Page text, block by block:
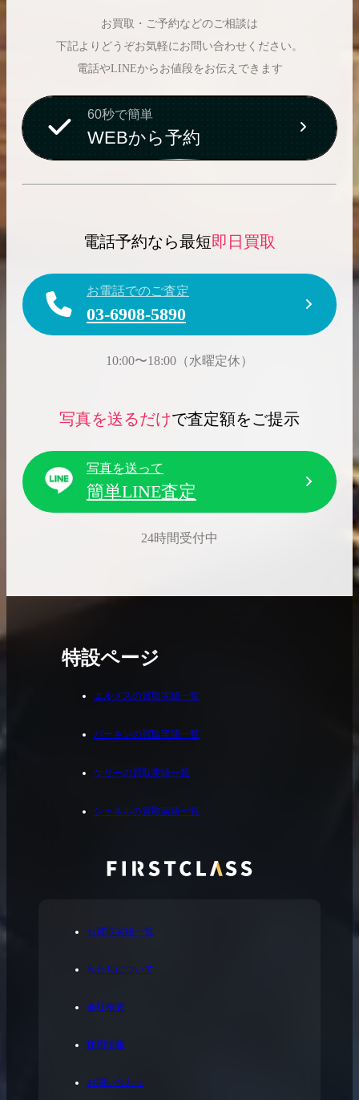
お買取・ご予約などのご相談は
下記よりどうぞお気軽にお問い合わせください。
電話やLINEからお値段をお伝えできます
60秒で簡単
WEBから予約
電話予約なら最短即日買取
お電話でのご査定
03-6908-5890
10:00〜18:00（水曜定休）
写真を送るだけで査定額をご提示
写真を送って
簡単LINE査定
24時間受付中
お買取実績一覧
私たちについて
会社概要
採用情報
お問い合わせ
特設ページ
エルメスの買取実績一覧
バーキンの買取実績一覧
ケリーの買取実績一覧
シャネルの買取実績一覧